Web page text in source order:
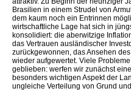
Brasilien in einem Strudel von
dem kaum noch ein Entrinnen
wirtschaftliche Lage hat sich in
konsolidiert: die aberwitzige
das Vertrauen ausländischer
zurückgewonnen, das Ansehen
wieder aufgewertet. Viele
geblieben: werfen wir zunächst
besonders wichtigen Aspekt der
ungleiche Verteilung von Grund